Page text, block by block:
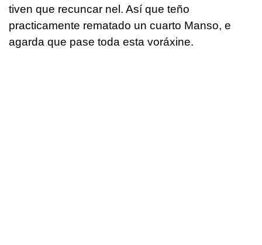
tiven que recuncar nel. Así que teño
practicamente rematado un cuarto Manso, e
agarda que pase toda esta voráxine.